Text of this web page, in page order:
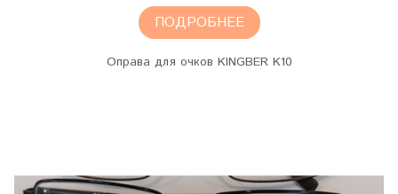
ПОДРОБНЕЕ
Оправа для очков KINGBER K10